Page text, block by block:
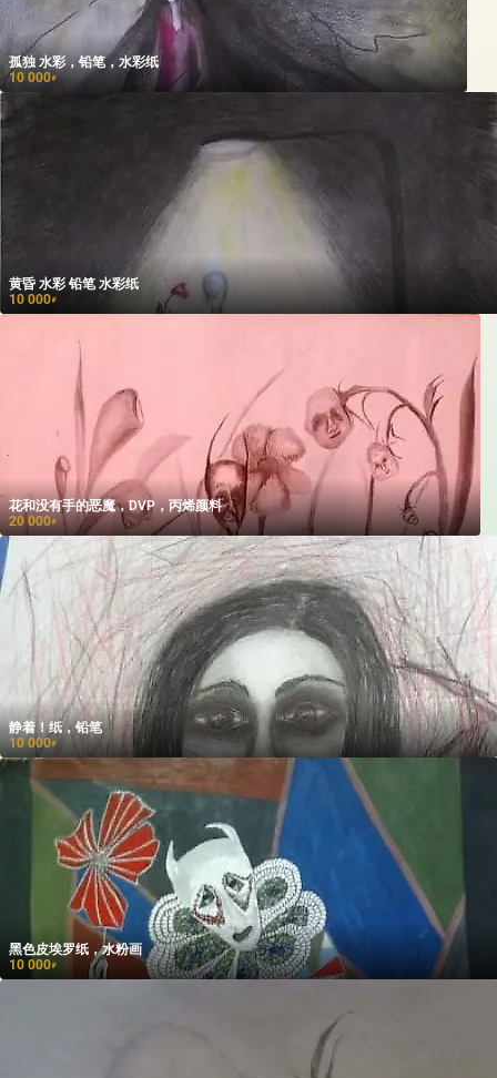
孤独 水彩，铅笔，水彩纸
10 000₽
黄昏 水彩 铅笔 水彩纸
10 000₽
花和没有手的恶魔，DVP，丙烯颜料
20 000₽
静着！纸，铅笔
10 000₽
黑色皮埃罗纸，水粉画
10 000₽